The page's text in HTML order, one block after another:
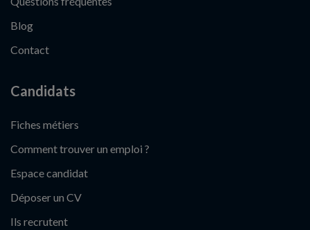
Blog
Contact
Candidats
Fiches métiers
Comment trouver un emploi ?
Espace candidat
Déposer un CV
Ils recrutent